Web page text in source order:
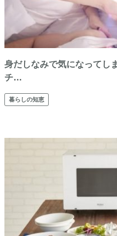
身だしなみで気になってし
チ…
暮らしの知恵